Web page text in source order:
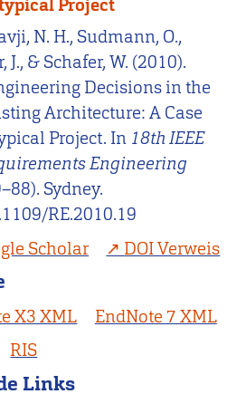
Project
N. H., Sudmann, O.,
J., & Schafer, W. (2010).
Decisions in the
Architecture: A Case
Project. In 18th IEEE
Engineering
Sydney.
RE.2010.19
Scholar
DOI Verweis
X3 XML
EndNote 7 XML
RIS
Links